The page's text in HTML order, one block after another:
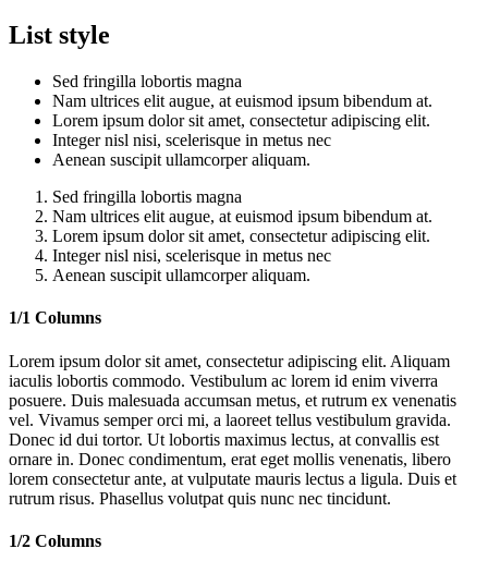
List style
Sed fringilla lobortis magna
Nam ultrices elit augue, at euismod ipsum bibendum at.
Lorem ipsum dolor sit amet, consectetur adipiscing elit.
Integer nisl nisi, scelerisque in metus nec
Aenean suscipit ullamcorper aliquam.
Sed fringilla lobortis magna
Nam ultrices elit augue, at euismod ipsum bibendum at.
Lorem ipsum dolor sit amet, consectetur adipiscing elit.
Integer nisl nisi, scelerisque in metus nec
Aenean suscipit ullamcorper aliquam.
1/1 Columns
Lorem ipsum dolor sit amet, consectetur adipiscing elit. Aliquam
iaculis lobortis commodo. Vestibulum ac lorem id enim viverra
posuere. Duis malesuada accumsan metus, et rutrum ex venenatis
vel. Vivamus semper orci mi, a laoreet tellus vestibulum gravida.
Donec id dui tortor. Ut lobortis maximus lectus, at convallis est
ornare in. Donec condimentum, erat eget mollis venenatis, libero
lorem consectetur ante, at vulputate mauris lectus a ligula. Duis et
rutrum risus. Phasellus volutpat quis nunc nec tincidunt.
1/2 Columns